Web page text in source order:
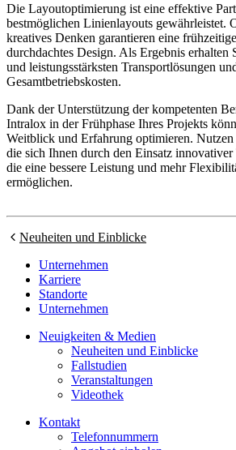
Die Layoutoptimierung ist eine effektive
bestmöglichen Linienlayouts gewährleistet.
kreatives Denken garantieren eine
durchdachtes Design. Als Ergebnis erhalten
und leistungsstärksten Transportlösungen
Gesamtbetriebskosten.
Dank der Unterstützung der kompetenten
Intralox in der Frühphase Ihres Projekts
Weitblick und Erfahrung optimieren.
die sich Ihnen durch den Einsatz
die eine bessere Leistung und mehr
ermöglichen.
Neuheiten und Einblicke
Unternehmen
Karriere
Standorte
Unternehmen
Neuigkeiten & Medien
Neuheiten und Einblicke
Fallstudien
Veranstaltungen
Videothek
Kontakt
Telefonnummern